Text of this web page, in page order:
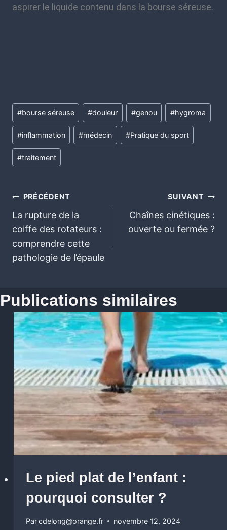
aspirer le liquide contenu dans la bourse séreuse.
#bourse séreuse #douleur #genou #hygroma
#inflammation #médecin #Pratique du sport
#traitement
PRÉCÉDENT
La rupture de la
coiffe des rotateurs :
comprendre cette
pathologie de l’épaule
SUIVANT
Chaînes cinétiques :
ouverte ou fermée ?
Publications similaires
Le pied plat de l’enfant :
pourquoi consulter ?
Parcdelong@orange.fr novembre 12, 2024